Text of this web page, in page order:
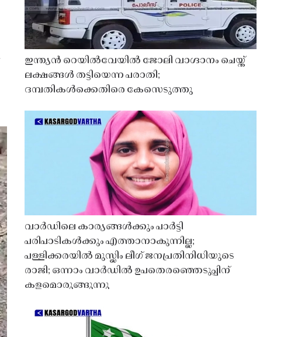
ഇന്ത്യൻ റെയിൽവേയിൽ ജോലി വാഗ്ദാനം ചെയ്ത്
ലക്ഷങ്ങൾ തട്ടിയെന്ന പരാതി;
ദമ്പതികൾക്കെതിരെ കേസെടുത്തു
വാർഡിലെ കാര്യങ്ങൾക്കും പാർട്ടി
പരിപാടികൾക്കും എത്താനാകുന്നില്ല;
പള്ളിക്കരയിൽ മുസ്ലിം ലീഗ് ജനപ്രതിനിധിയുടെ
രാജി; ഒന്നാം വാർഡിൽ ഉപതെരഞ്ഞെടുപ്പിന്
കളമൊരുങ്ങുന്നു